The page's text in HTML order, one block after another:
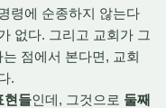
령에 순종하지 않는다
없다. 그리고 교회가 그
점에서 본다면, 교회
.
현들인데, 그것으로 둘째